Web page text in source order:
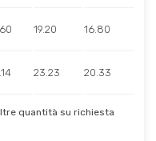
19.20 16.80
23.23 20.33
quantità su richiesta